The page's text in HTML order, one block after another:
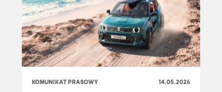
KOMUNIKAT PRASOWY 14.05.2026